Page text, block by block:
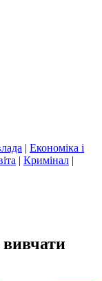
| Економіка і
| Кримінал |